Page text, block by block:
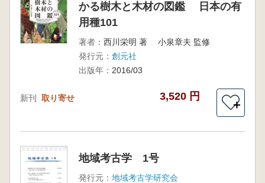
かる樹木と木材の図鑑 日本の有
用種101
著者： 西川栄明 著 小泉章夫 監修
発行元： 創元社
出版年： 2016/03
新刊 取り寄せ 3,520 円
＋
地域考古学 1号
発行元： 地域考古学研究会